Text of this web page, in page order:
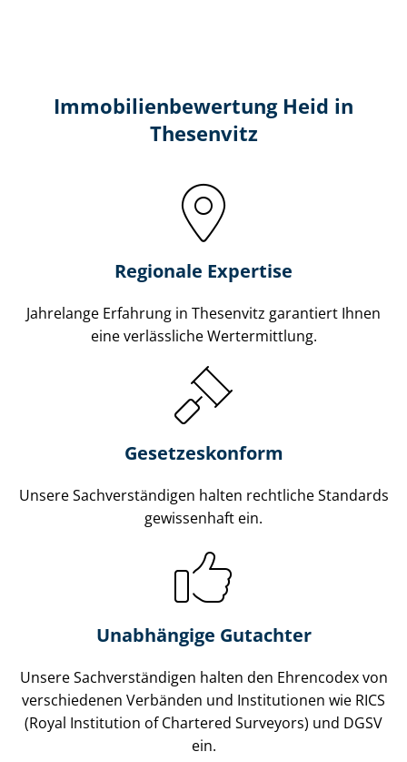
Immobilien­bewertung Heid in
Thesenvitz
Regionale Expertise
Jahrelange Erfahrung in Thesenvitz garantiert Ihnen
eine verlässliche Wertermittlung.
Gesetzes­konform
Unsere Sach­ver­stän­di­gen halten rechtliche Standards
gewissenhaft ein.
Unabhängige Gutachter
Unsere Sach­ver­stän­di­gen halten den Ehrencodex von
verschiedenen Verbänden und Institutionen wie RICS
(Royal Institution of Chartered Surveyors) und DGSV
ein.